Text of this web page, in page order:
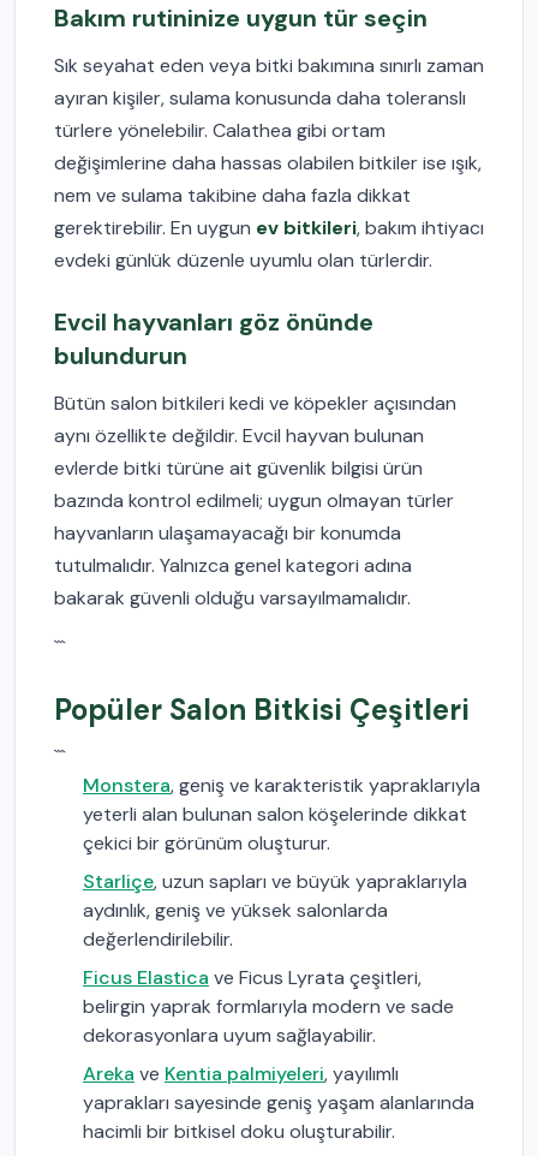
Bakım rutininize uygun tür seçin
Sık seyahat eden veya bitki bakımına sınırlı zaman
ayıran kişiler, sulama konusunda daha toleranslı
türlere yönelebilir. Calathea gibi ortam
değişimlerine daha hassas olabilen bitkiler ise ışık,
nem ve sulama takibine daha fazla dikkat
gerektirebilir. En uygun ev bitkileri, bakım ihtiyacı
evdeki günlük düzenle uyumlu olan türlerdir.
Evcil hayvanları göz önünde
bulundurun
Bütün salon bitkileri kedi ve köpekler açısından
aynı özellikte değildir. Evcil hayvan bulunan
evlerde bitki türüne ait güvenlik bilgisi ürün
bazında kontrol edilmeli; uygun olmayan türler
hayvanların ulaşamayacağı bir konumda
tutulmalıdır. Yalnızca genel kategori adına
bakarak güvenli olduğu varsayılmamalıdır.
```
Popüler Salon Bitkisi Çeşitleri
```
Monstera, geniş ve karakteristik yapraklarıyla
yeterli alan bulunan salon köşelerinde dikkat
çekici bir görünüm oluşturur.
Starliçe, uzun sapları ve büyük yapraklarıyla
aydınlık, geniş ve yüksek salonlarda
değerlendirilebilir.
Ficus Elastica ve Ficus Lyrata çeşitleri,
belirgin yaprak formlarıyla modern ve sade
dekorasyonlara uyum sağlayabilir.
Areka ve Kentia palmiyeleri, yayılımlı
yaprakları sayesinde geniş yaşam alanlarında
hacimli bir bitkisel doku oluşturabilir.